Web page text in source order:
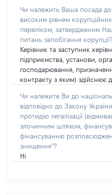
Чи належить Ваша посада
високим рівнем корупційних
переліком, затвердженим
питань запобігання корупції?
Керівник та заступник
підприємства, установи,
господарювання,
контракту з яким) здійснює
Чи належите Ви до
відповідно до Закону
протидію легалізації
злочинним шляхом,
фінансуванню
знищення"?
Ні